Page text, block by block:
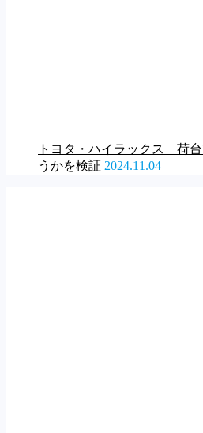
トヨタ・ハイラックス 荷
うかを検証 2024.11.04